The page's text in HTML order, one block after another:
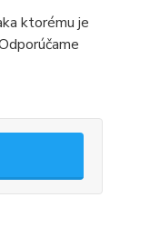
ktorému je